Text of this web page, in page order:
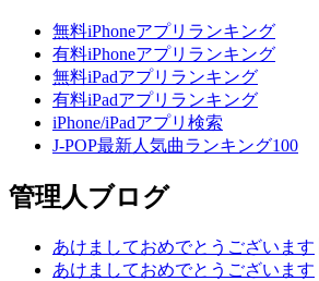
無料iPhoneアプリランキング
有料iPhoneアプリランキング
無料iPadアプリランキング
有料iPadアプリランキング
iPhone/iPadアプリ検索
J-POP最新人気曲ランキング100
管理人ブログ
あけましておめでとうございます
あけましておめでとうございます